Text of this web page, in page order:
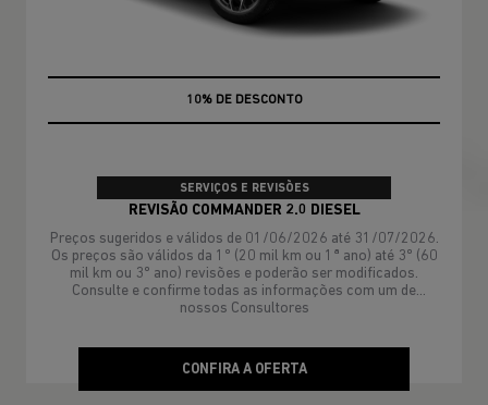
MÃO DE OBRA
SERVIÇOS E REVISÕES
REVISÃO COMMANDER 2.0 DIESEL
Preços sugeridos e válidos de 01/06/2026 até 31/07/2026.
Os preços são válidos da 1º (20 mil km ou 1ª ano) até 3º (60
mil km ou 3º ano) revisões e poderão ser modificados.
Consulte e confirme todas as informações com um de
nossos Consultores
CONFIRA A OFERTA